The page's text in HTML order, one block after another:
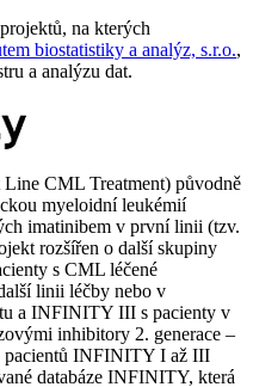
na kterých
biostatistiky a analýz, s.r.o.,
a analýzu dat.
CML Treatment) původně
myeloidní leukémií
imatinibem v první linii (tzv.
rozšířen o další skupiny
s CML léčené
linii léčby nebo v
a INFINITY III s pacienty v
inhibitory 2. generace –
pacientů INFINITY I až III
databáze INFINITY, která